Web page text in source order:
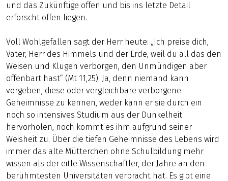
und das Zukünftige offen und bis ins letzte Detail
erforscht offen liegen.
Voll Wohlgefallen sagt der Herr heute: „Ich preise dich,
Vater, Herr des Himmels und der Erde, weil du all das den
Weisen und Klugen verborgen, den Unmündigen aber
offenbart hast“ (Mt 11,25). Ja, denn niemand kann
vorgeben, diese oder vergleichbare verborgene
Geheimnisse zu kennen, weder kann er sie durch ein
noch so intensives Studium aus der Dunkelheit
hervorholen, noch kommt es ihm aufgrund seiner
Weisheit zu. Über die tiefen Geheimnisse des Lebens wird
immer das alte Mütterchen ohne Schulbildung mehr
wissen als der eitle Wissenschaftler, der Jahre an den
berühmtesten Universitäten verbracht hat. Es gibt eine